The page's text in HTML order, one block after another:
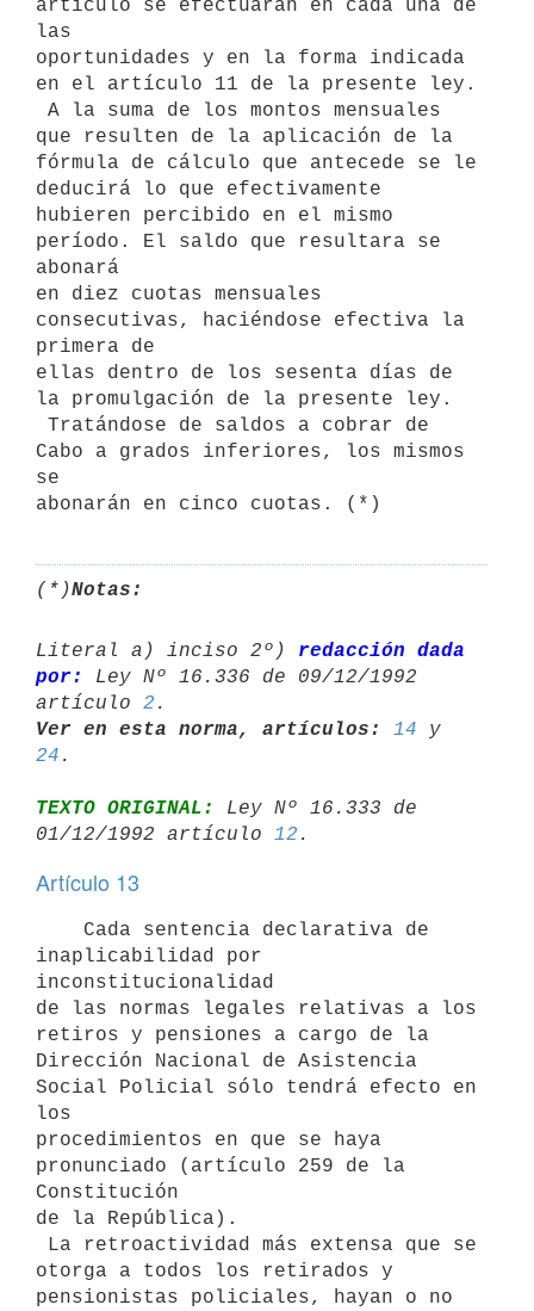
artículo se efectuarán en cada una de
las
oportunidades y en la forma indicada
en el artículo 11 de la presente ley.
que resulten de la aplicación de la
fórmula de cálculo que antecede se le
deducirá lo que efectivamente
hubieren percibido en el mismo
período. El saldo que resultara se
abonará
en diez cuotas mensuales
consecutivas, haciéndose efectiva la
primera de
ellas dentro de los sesenta días de
la promulgación de la presente ley.
Cabo a grados inferiores, los mismos
se
(*)Notas:
Literal a) inciso 2º) redacción dada
por:
Ley Nº 16.336 de 09/12/1992
artículo 2
Ver en esta norma, artículos:
14
24
TEXTO ORIGINAL:
Ley Nº 16.333 de
01/12/1992 artículo 12
Artículo 13
inaplicabilidad por
inconstitucionalidad
de las normas legales relativas a los
retiros y pensiones a cargo de la
Dirección Nacional de Asistencia
Social Policial sólo tendrá efecto en
los
procedimientos en que se haya
pronunciado (artículo 259 de la
Constitución
de la República).
otorga a todos los retirados y
pensionistas policiales, hayan o no